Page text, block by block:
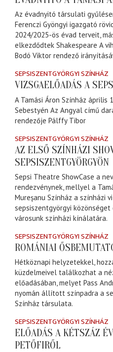
Az évadnyitó társulati
Ferenczi Gyöngyi igazgató
2024/2025-ös évad terveit,
elkezdődtek Shakespeare A
Bodó Viktor rendező
SEPSISZENTGYÖRGYI SZÍNHÁZ
VIZSGAELŐADÁS A
A Tamási Áron Színház
Sebestyén Az Angyal című
rendezője Pálffy Tibor
SEPSISZENTGYÖRGYI SZÍNHÁZ
AZ ELSŐ SZÍNHÁZI
SEPSISZENTGYÖRGYÖN
Sepsi Theatre ShowCase a
rendezvénynek, mellyel a
Mureșanu Színház a színházi
sepsiszentgyörgyi
városunk színházi kínálatára.
SEPSISZENTGYÖRGYI SZÍNHÁZ
ROMÁNIAI
Hétköznapi helyzetekkel,
küzdelmeivel találkozhat a
előadásában, melyet Pass
nyomán állított színpadra a
Színház társulata.
SEPSISZENTGYÖRGYI SZÍNHÁZ
ELŐADÁS A KÉTSZÁZ
PETŐFIRŐL